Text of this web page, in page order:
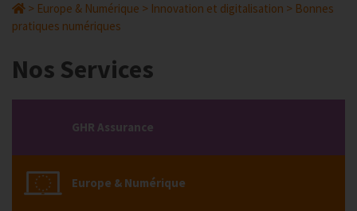
> Europe & Numérique > Innovation et digitalisation > Bonnes
pratiques numériques
Nos Services
GHR Assurance
Europe & Numérique